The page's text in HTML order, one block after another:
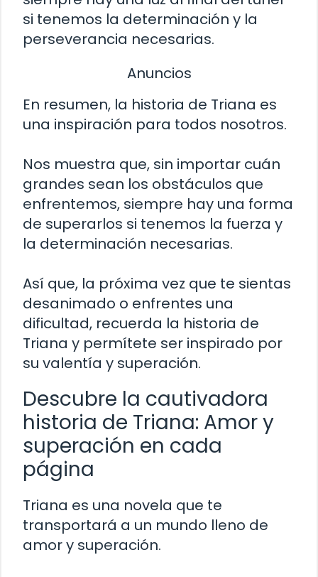
si tenemos la determinación y la
perseverancia necesarias.
Anuncios
En resumen, la historia de Triana es
una inspiración para todos nosotros.
Nos muestra que, sin importar cuán
grandes sean los obstáculos que
enfrentemos, siempre hay una forma
de superarlos si tenemos la fuerza y
la determinación necesarias.
Así que, la próxima vez que te sientas
desanimado o enfrentes una
dificultad, recuerda la historia de
Triana y permítete ser inspirado por
su valentía y superación.
Descubre la cautivadora
historia de Triana: Amor y
superación en cada
página
Triana es una novela que te
transportará a un mundo lleno de
amor y superación.